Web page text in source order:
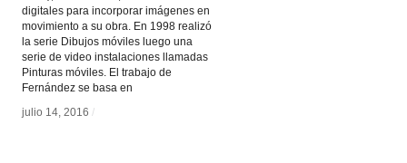
digitales para incorporar imágenes en
movimiento a su obra. En 1998 realizó
la serie Dibujos móviles luego una
serie de video instalaciones llamadas
Pinturas móviles. El trabajo de
Fernández se basa en
julio 14, 2016 /
julio 14, 2016 /